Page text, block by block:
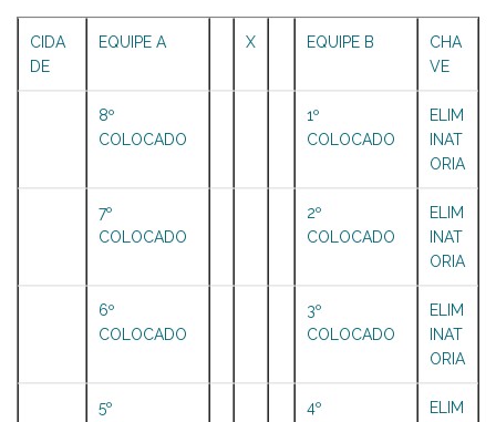
CIDA
DE
EQUIPE A X EQUIPE B
CHA
VE
8º
COLOCADO
1º
COLOCADO
ELIM
INAT
ORIA
7º
COLOCADO
2º
COLOCADO
ELIM
INAT
ORIA
6º
COLOCADO
3º
COLOCADO
ELIM
INAT
ORIA
5º
4º
ELIM